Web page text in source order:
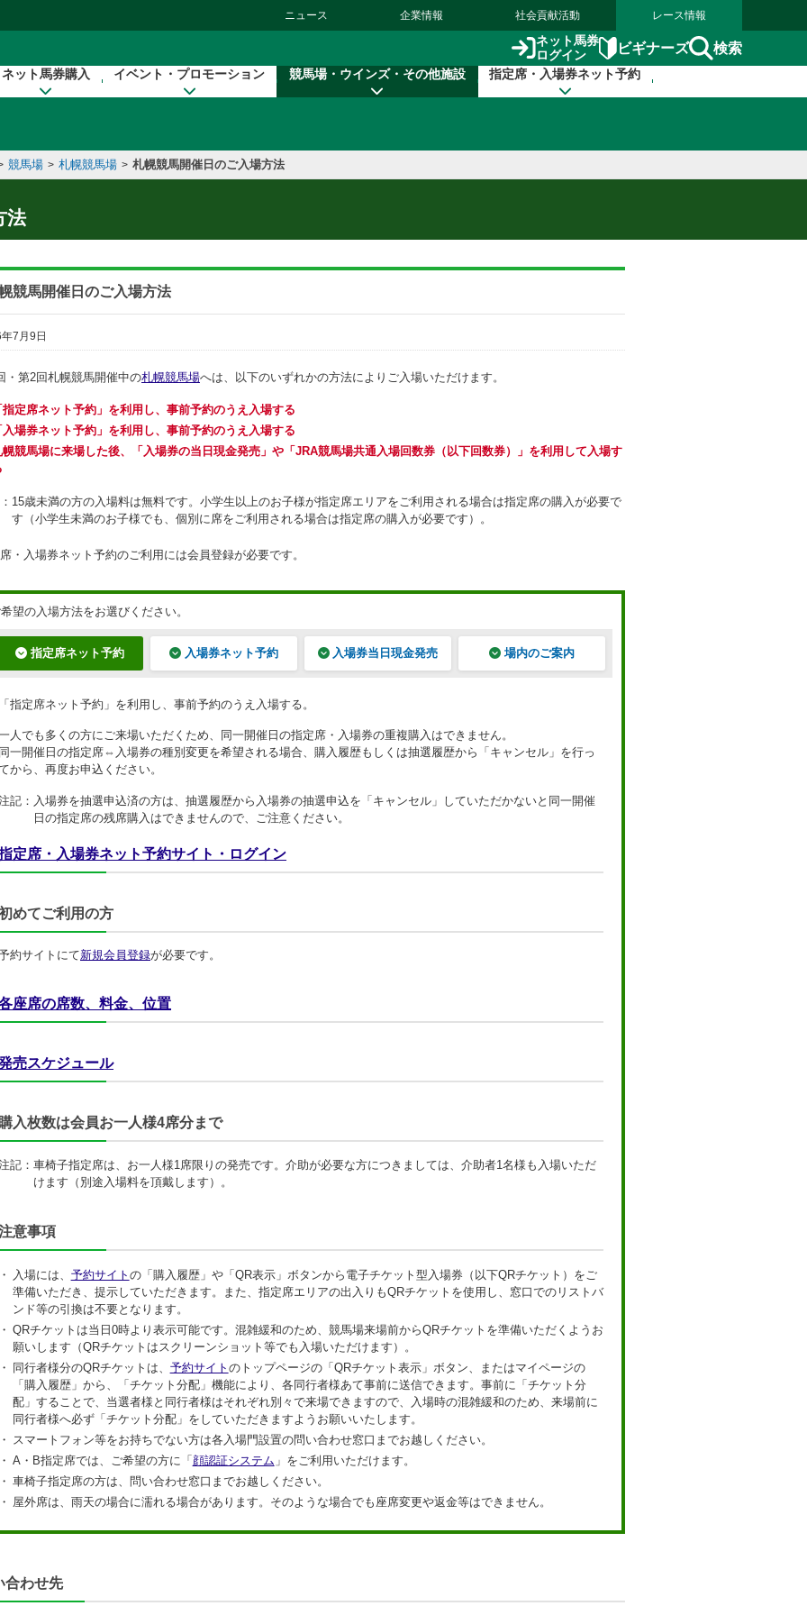
ニュース 企業情報 社会貢献活動 レース情報
ネット馬券
ログイン
ビギナーズ 検索
ネット馬券購入 イベント・プロモーション 競馬場・ウインズ・その他施設 指定席・入場券ネット予約
競馬場 > 札幌競馬場 > 札幌競馬開催日のご入場方法
法
競馬開催日のご入場方法
7月9日
・第2回札幌競馬開催中の札幌競馬場へは、以下のいずれかの方法によりご入場いただけます。
指定席ネット予約」を利用し、事前予約のうえ入場する
入場券ネット予約」を利用し、事前予約のうえ入場する
幌競馬場に来場した後、「入場券の当日現金発売」や「JRA競馬場共通入場回数券（以下回数券）」を利用して入場す
15歳未満の方の入場料は無料です。小学生以上のお子様が指定席エリアをご利用される場合は指定席の購入が必要で
す（小学生未満のお子様でも、個別に席をご利用される場合は指定席の購入が必要です）。
・入場券ネット予約のご利用には会員登録が必要です。
望の入場方法をお選びください。
指定席ネット予約 入場券ネット予約 入場券当日現金発売 場内のご案内
指定席ネット予約」を利用し、事前予約のうえ入場する。
人でも多くの方にご来場いただくため、同一開催日の指定席・入場券の重複購入はできません。
一開催日の指定席⇔入場券の種別変更を希望される場合、購入履歴もしくは抽選履歴から「キャンセル」を行っ
から、再度お申込ください。
記： 入場券を抽選申込済の方は、抽選履歴から入場券の抽選申込を「キャンセル」していただかないと同一開催
日の指定席の残席購入はできませんので、ご注意ください。
定席・入場券ネット予約サイト・ログイン
めてご利用の方
約サイトにて新規会員登録が必要です。
座席の席数、料金、位置
売スケジュール
入枚数は会員お一人様4席分まで
記： 車椅子指定席は、お一人様1席限りの発売です。介助が必要な方につきましては、介助者1名様も入場いただ
けます（別途入場料を頂戴します）。
意事項
入場には、 予約サイト の「購入履歴」や「QR表示」ボタンから電子チケット型入場券（以下QRチケット）をご
準備いただき、提示していただきます。また、指定席エリアの出入りもQRチケットを使用し、窓口でのリストバ
ンド等の引換は不要となります。
QRチケットは当日0時より表示可能です。混雑緩和のため、競馬場来場前からQRチケットを準備いただくようお
願いします（QRチケットはスクリーンショット等でも入場いただけます）。
同行者様分のQRチケットは、 予約サイト のトップページの「QRチケット表示」ボタン、またはマイページの
「購入履歴」から、「チケット分配」機能により、各同行者様あて事前に送信できます。事前に「チケット分
配」することで、当選者様と同行者様はそれぞれ別々で来場できますので、入場時の混雑緩和のため、来場前に
同行者様へ必ず「チケット分配」をしていただきますようお願いいたします。
スマートフォン等をお持ちでない方は各入場門設置の問い合わせ窓口までお越しください。
A・B指定席では、ご希望の方に「 顔認証システム 」をご利用いただけます。
車椅子指定席の方は、問い合わせ窓口までお越しください。
屋外席は、雨天の場合に濡れる場合があります。そのような場合でも座席変更や返金等はできません。
合わせ先